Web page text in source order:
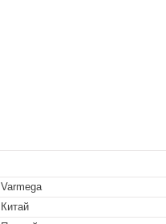
Varmega
Китай